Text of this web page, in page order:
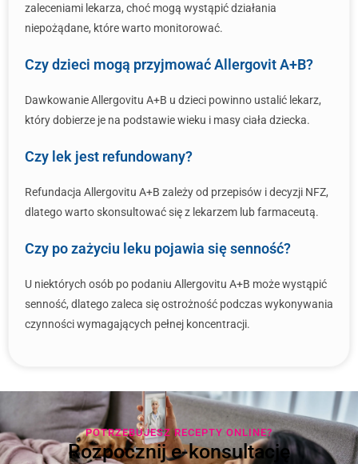
zaleceniami lekarza, choć mogą wystąpić działania
niepożądane, które warto monitorować.
Czy dzieci mogą przyjmować Allergovit A+B?
Dawkowanie Allergovitu A+B u dzieci powinno ustalić lekarz,
który dobierze je na podstawie wieku i masy ciała dziecka.
Czy lek jest refundowany?
Refundacja Allergovitu A+B zależy od przepisów i decyzji NFZ,
dlatego warto skonsultować się z lekarzem lub farmaceutą.
Czy po zażyciu leku pojawia się senność?
U niektórych osób po podaniu Allergovitu A+B może wystąpić
senność, dlatego zaleca się ostrożność podczas wykonywania
czynności wymagających pełnej koncentracji.
POTRZEBUJESZ RECEPTY ONLINE?
Rozpocznij e-konsultację